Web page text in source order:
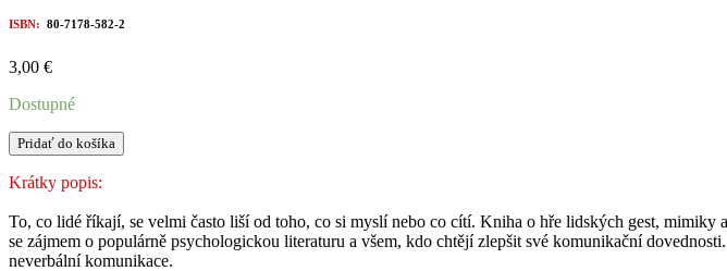
ISBN: 80-7178-582-2
3,00 €
Dostupné
množstvo
ŘEČ
TĚLA
Pridať do košíka
Krátky popis:
To, co lidé říkají, se velmi často liší od toho, co si myslí nebo co cítí. Kniha o hře lidských gest, mimiky
se zájmem o populárně psychologickou literaturu a všem, kdo chtějí zlepšit své komunikační
neverbální komunikace.